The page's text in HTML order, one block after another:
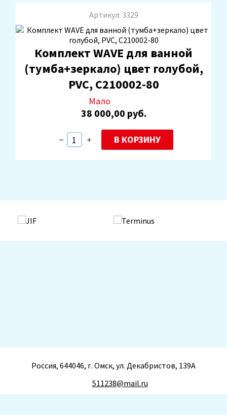
Артикул: 3329
Комплект WAVE для ванной
(тумба+зеркало) цвет голубой,
PVC, С210002-80
Мало
38 000,00 руб.
В КОРЗИНУ
Россия, 644046, г. Омск, ул. Декабристов, 139А
511238@mail.ru